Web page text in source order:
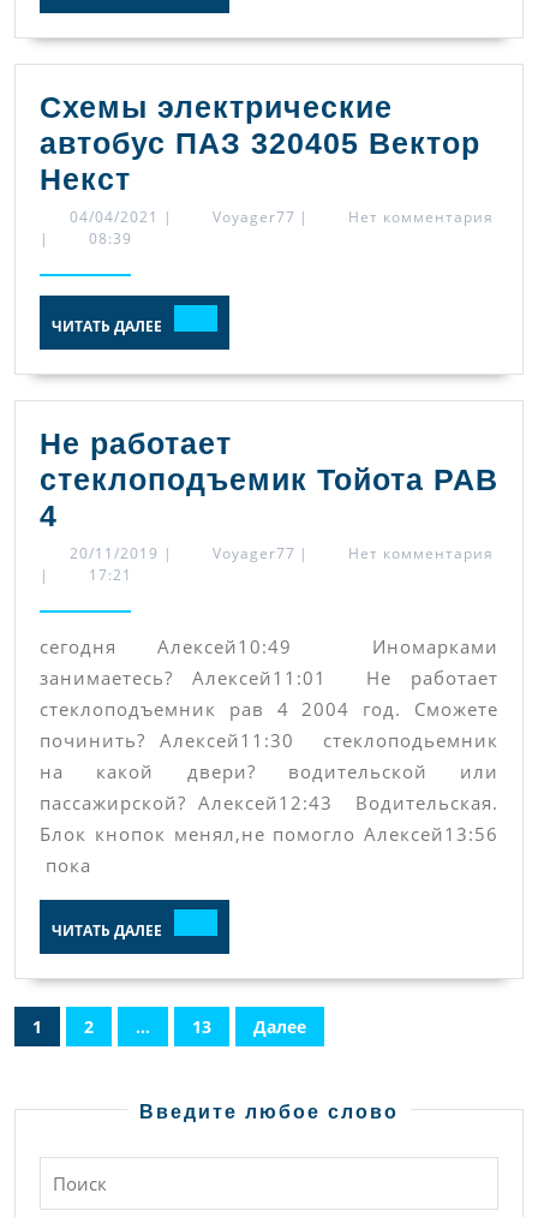
Схемы электрические
автобус ПАЗ 320405 Вектор
Некст
электрические
ПАЗ
320405
Вектор
Некст
04/04/2021 04/04/2021
| Voyager77 Voyager77
|
Нет комментария
|
08:39
ЧИТАТЬ ДАЛЕЕ ДАЛЕЕ
Не работает
стеклоподъемик Тойота РАВ
4
работает
стеклоподъемик
Тойота
РАВ
4
20/11/2019 20/11/2019
| Voyager77 Voyager77
|
Нет комментария
|
17:21
сегодня Алексей10:49 Иномарками
занимаетесь? Алексей11:01 Не работает
стеклоподъемник рав 4 2004 год. Сможете
починить? Алексей11:30 стеклоподьемник
на какой двери? водительской или
пассажирской? Алексей12:43 Водительская.
Блок кнопок менял,не помогло Алексей13:56
пока
ЧИТАТЬ ДАЛЕЕ ДАЛЕЕ
Пагинация
записей
1 2 … 13 Далее
Введите любое слово